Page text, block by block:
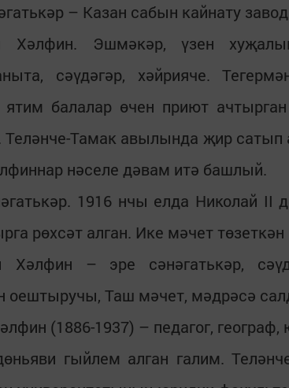
– Казан сабын кайнату
Эшмәкәр, үзен
сәүдәгәр, хәйрияче.
балалар өчен приют
Теләнче-Тамак авылында җир
нәселе дәвам итә башлый.
1916 нчы елда Николай II
рөхсәт алган. Ике мәчет
– эре сәнәгатькәр,
оештыручы, Таш мәчет, мәдрәсә
(1886-1937) – педагог, географ,
гыйлем алган галим.